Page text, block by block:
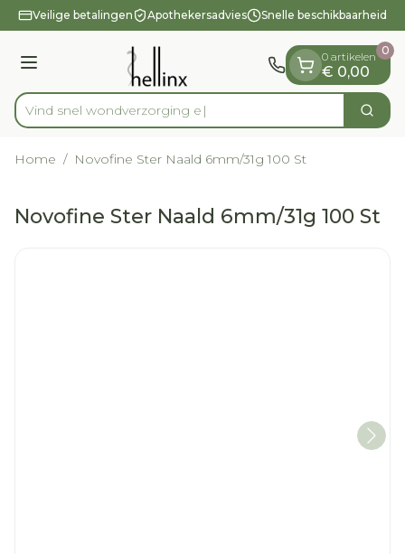
Ga naar de inhoud
1 van 1
Veilige betalingen Apothekersadvies Snelle beschikbaarheid
Menu
Product, merk, categorie...
Vind snel wondverz Zoek
0 artikelen
€ 0,00
0
Home / Novofine Ster Naald 6mm/31g 100 St
Novofine Ster Naald 6mm/31g 100 St